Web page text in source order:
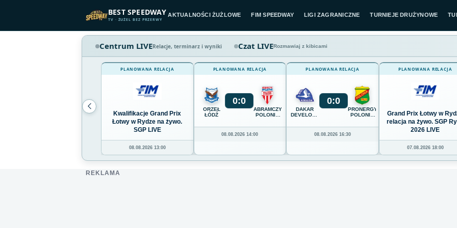
BEST SPEEDWAY
TV · ŻUŻEL BEZ PRZERWY
AKTUALNOŚCI ŻUŻLOWE FIM SPEEDWAY LIGI ZAGRANICZNE TURNIEJE DRUŻYNOWE
Centrum LIVERelacje, terminarz i wyniki Czat LIVERozmawiaj z kibicami
PLANOWANA RELACJA
Kwalifikacje Grand Prix
Łotwy w Rydze na żywo.
SGP LIVE
08.08.2026 13:00
PLANOWANA RELACJA
ORZEŁ
ŁÓDŹ
0:0
ABRAMCZYK
POLONIA
08.08.2026 14:00
PLANOWANA RELACJA
DAKAR
DEVELOPMENT
RZESZÓW
0:0
PRONERGY
POLONIA
08.08.2026 16:30
PLANOWANA RELACJA
Grand Prix Łotwy w
relacja na żywo. SGP
2026 LIVE
07.08.2026 18:00
REKLAMA